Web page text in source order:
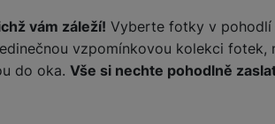
vám záleží! Vyberte fotky v pohodlí
vzpomínkovou kolekci fotek,
do oka. Vše si nechte pohodlně